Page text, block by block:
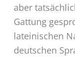
aber
Gattung
lateinischen
deutschen